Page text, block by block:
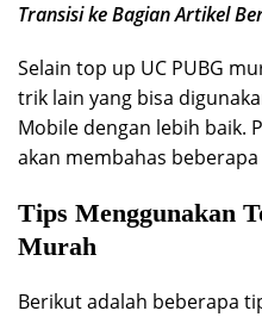
Transisi ke Bagian Artikel
Selain top up UC PUBG
trik lain yang bisa
Mobile dengan lebih baik.
akan membahas
Tips Menggunakan
Murah
Berikut adalah beberapa